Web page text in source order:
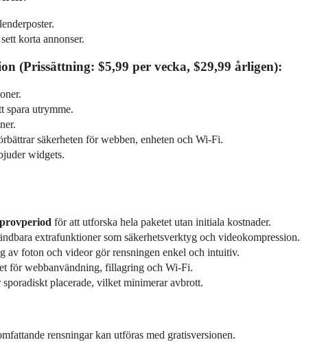
korta annonser.
(Prissättning: $5,99 per vecka, $29,99 årligen):
spara utrymme.
säkerheten för webben, enheten och Wi-Fi.
widgets.
för att utforska hela paketet utan initiala kostnader.
extrafunktioner som säkerhetsverktyg och videokompression.
av foton och videor gör rensningen enkel och intuitiv.
för webbanvändning, fillagring och Wi-Fi.
placerade, vilket minimerar avbrott.
rensningar kan utföras med gratisversionen.